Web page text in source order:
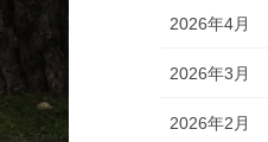
2026年4月
2026年3月
2026年2月